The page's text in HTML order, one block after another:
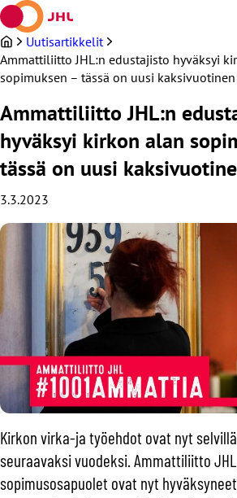
Siirry
sisältöön
Uutisartikkelit
Ammattiliitto JHL:n edustajisto hyväksyi
sopimuksen – tässä on uusi
Ammattiliitto JHL:n
hyväksyi kirkon alan
tässä on uusi
3.3.2023
Kirkon virka-ja työehdot ovat nyt
seuraavaksi vuodeksi. Ammattiliitto
sopimusosapuolet ovat nyt